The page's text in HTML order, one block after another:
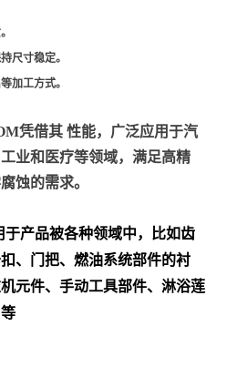
尺寸稳定。
加工方式。
凭借其 性能，广泛应用于汽
业和医疗等领域，满足高精
蚀的需求。
于产品被各种领域中，比如齿
、门把、 燃油系统部件的衬
元件、手动工具部件、淋浴莲